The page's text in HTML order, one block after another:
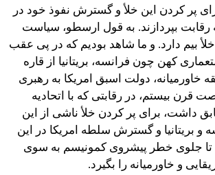
پر کردن این خلأ و گسترش نفوذ خود در
رقابت بپردازند. به قول ارسطو، سیاست
بیم دارد. و ما شاهد بودیم که در پی عقب
کهن چون فرانسه، بریتانیا از قاره
خاورمیانه، دولت اسبق امریکا به رهبری
قرن بیستم، در رقابتی که با اتحادیه
داشت، برای پر کردن خلأ ناشی از این
بریتانیا و گسترش سلطه امریکا در این
تا جلوی خطر پیشروی کمونیسم به سوی
و خاورمیانه را بگیرد.